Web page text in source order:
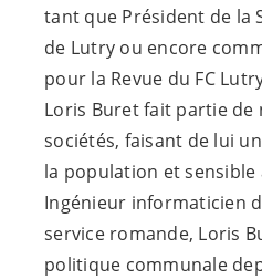
tant que Président de la
de Lutry ou encore
pour la Revue du FC
Loris Buret fait partie de
sociétés, faisant de lui
la population et sensible
Ingénieur informaticien
service romande, Loris
politique communale